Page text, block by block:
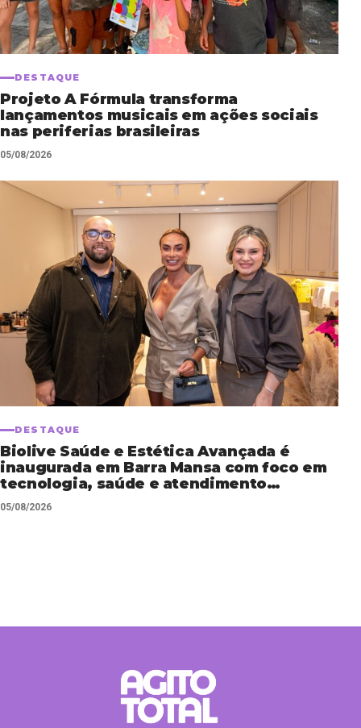
DESTAQUE
Projeto A Fórmula transforma
lançamentos musicais em ações sociais
nas periferias brasileiras
05/08/2026
DESTAQUE
Biolive Saúde e Estética Avançada é
inaugurada em Barra Mansa com foco em
tecnologia, saúde e atendimento
personalizado
05/08/2026